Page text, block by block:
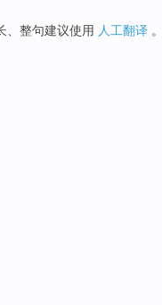
、整句建议使用 人工翻译